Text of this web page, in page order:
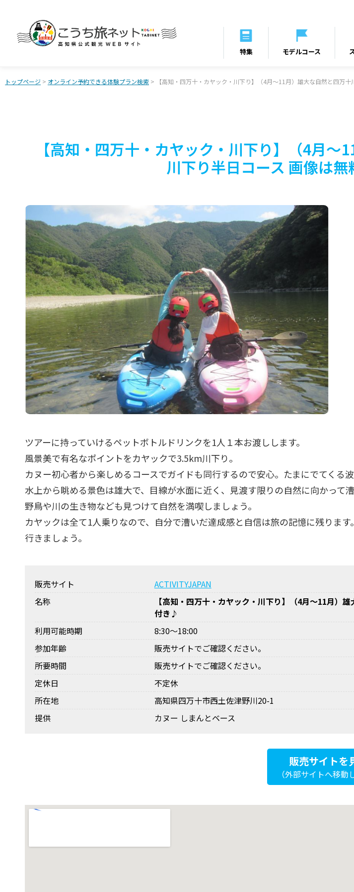
特集 モデルコース
トップページ > オンライン予約できる体験プラン検索 > 【高知・四万十・カヤック・川下り】（4月～11月）雄大な自然と四万
【高知・四万十・カヤック・川下り】（4月
川下り半日コース 画像は
ツアーに持っていけるペットボトルドリンクを1人１本お渡しします。
風景美で有名なポイントをカヤックで3.5km川下り。
カヌー初心者から楽しめるコースでガイドも同行するので安心。たまにでてくる
水上から眺める景色は雄大で、目線が水面に近く、見渡す限りの自然に向かって
野鳥や川の生き物なども見つけて自然を満喫しましょう。
カヤックは全て1人乗りなので、自分で漕いだ達成感と自信は旅の記憶に残りま
行きましょう。
販売サイト
ACTIVITYJAPAN
名称
【高知・四万十・カヤック・川下り】（4月～11月）
付き♪
利用可能時期
8:30～18:00
参加年齢
販売サイトでご確認ください。
所要時間
販売サイトでご確認ください。
定休日
不定休
所在地
高知県四万十市西土佐津野川20-1
提供
カヌー しまんとベース
販売サイトを
（外部サイトへ移動